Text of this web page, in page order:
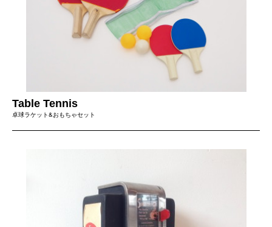
Table Tennis
卓球ラケット&おもちゃセット